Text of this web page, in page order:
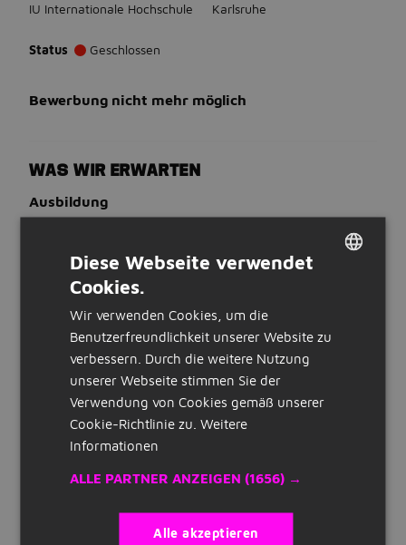
IU Internationale Hochschule Karlsruhe
Status Geschlossen
Bewerbung nicht mehr möglich
WAS WIR ERWARTEN
Ausbildung
Keine Vorerfahrung erforderlich
Du beherrschst Deutsch
Art der Stellenanzeige:
STELLENBESCHREIBUNG
<!DOCTYPE html PUBLIC "-//W3C//DTD HTML 4.0
Transitional//EN" "http://www.w3.org/TR/REC-
IU INTERNATIONALE HOCHSCHULE - Duales
Studium - Weil Lehre nicht nur ein Job ist,
sondern ein Statement.
Quick Links
Diese Webseite verwendet
Cookies.
Wir verwenden Cookies, um die
Benutzerfreundlichkeit unserer Website zu
verbessern. Durch die weitere Nutzung
unserer Webseite stimmen Sie der
Verwendung von Cookies gemäß unserer
Cookie-Richtlinie zu. Weitere
Informationen
ALLE PARTNER ANZEIGEN (1656) →
Alle akzeptieren